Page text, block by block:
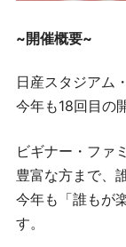
~開催概要~
日産スタジアム
今年も18回目の
ビギナー・ファ
豊富な方まで、
今年も「誰もが
す。